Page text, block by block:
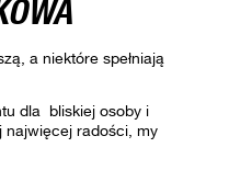
a niektóre spełniają
dla bliskiej osoby i
najwięcej radości, my